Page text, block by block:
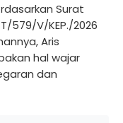
Surat
579/V/KEP./2026
Aris
hal wajar
dan